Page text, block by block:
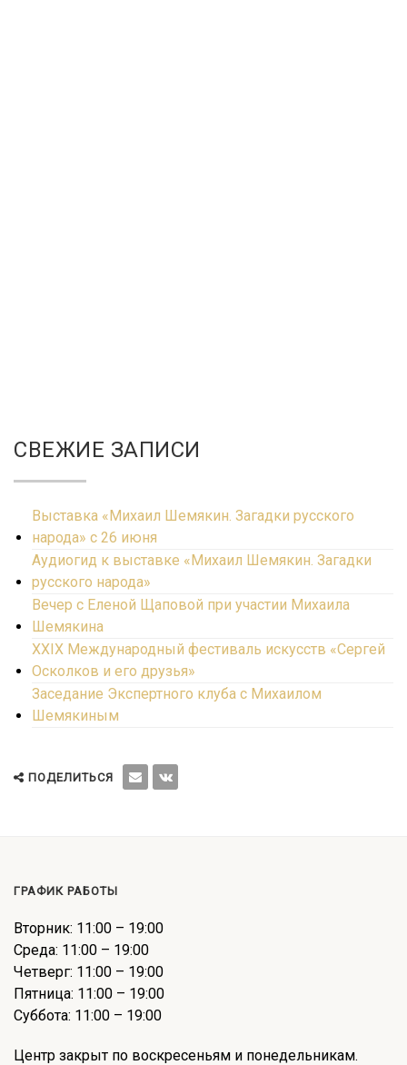
СВЕЖИЕ ЗАПИСИ
Выставка «Михаил Шемякин. Загадки русского
народа» с 26 июня
Аудиогид к выставке «Михаил Шемякин. Загадки
русского народа»
Вечер с Еленой Щаповой при участии Михаила
Шемякина
ХXIХ Международный фестиваль искусств «Сергей
Осколков и его друзья»
Заседание Экспертного клуба с Михаилом
Шемякиным
ПОДЕЛИТЬСЯ
ГРАФИК РАБОТЫ
Вторник: 11:00 – 19:00
Среда: 11:00 – 19:00
Четверг: 11:00 – 19:00
Пятница: 11:00 – 19:00
Суббота: 11:00 – 19:00
Центр закрыт по воскресеньям и понедельникам.